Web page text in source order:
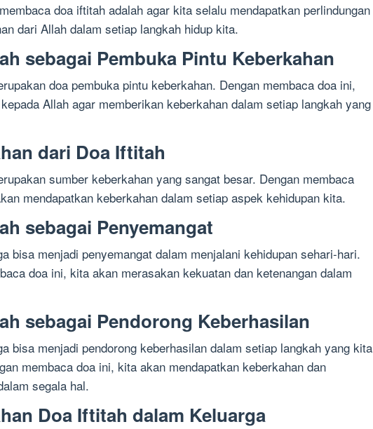
doa iftitah adalah agar kita selalu mendapatkan perlindungan
dari Allah dalam setiap langkah hidup kita.
sebagai Pembuka Pintu Keberkahan
doa pembuka pintu keberkahan. Dengan membaca doa ini,
Allah agar memberikan keberkahan dalam setiap langkah yang
dari Doa Iftitah
sumber keberkahan yang sangat besar. Dengan membaca
mendapatkan keberkahan dalam setiap aspek kehidupan kita.
sebagai Penyemangat
bisa menjadi penyemangat dalam menjalani kehidupan sehari-hari.
doa ini, kita akan merasakan kekuatan dan ketenangan dalam
sebagai Pendorong Keberhasilan
bisa menjadi pendorong keberhasilan dalam setiap langkah yang kita
membaca doa ini, kita akan mendapatkan keberkahan dan
segala hal.
Doa Iftitah dalam Keluarga